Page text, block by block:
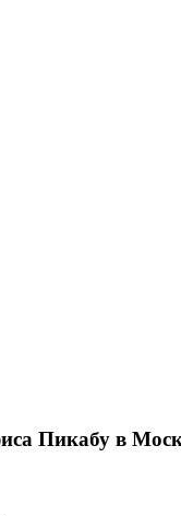
Пикабу в